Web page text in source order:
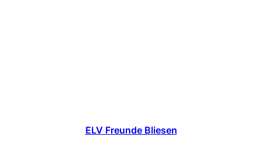
ELV Freunde Bliesen